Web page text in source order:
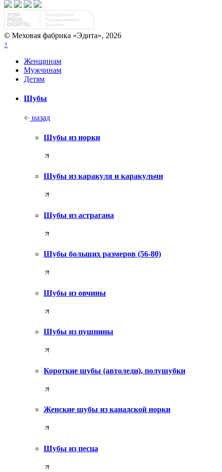
© Меховая фабрика «Эдита», 2026
↑
Женщинам
Мужчинам
Детям
Шубы
назад
Шубы из норки
Шубы из каракуля и каракульчи
Шубы из астрагана
Шубы больших размеров (56-80)
Шубы из овчины
Шубы из пушнины
Короткие шубы (автоледи), полушубки
Женские шубы из канадской норки
Шубы из песца